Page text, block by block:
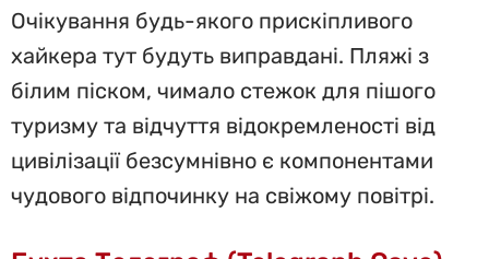
Очікування будь-якого прискіпливого
хайкера тут будуть виправдані. Пляжі з
білим піском, чимало стежок для пішого
туризму та відчуття відокремленості від
цивілізації безсумнівно є компонентами
чудового відпочинку на свіжому повітрі.